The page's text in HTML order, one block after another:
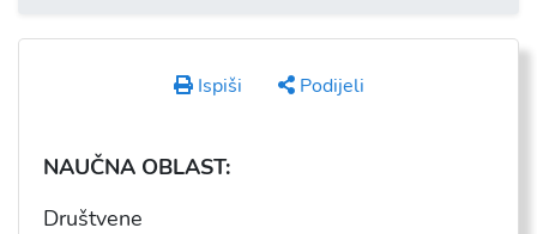
Ispiši Podijeli
NAUČNA OBLAST:
Društvene